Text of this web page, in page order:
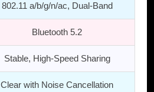
802.11 a/b/g/n/ac, Dual-Band
Bluetooth 5.2
Stable, High-Speed Sharing
Clear with Noise Cancellation